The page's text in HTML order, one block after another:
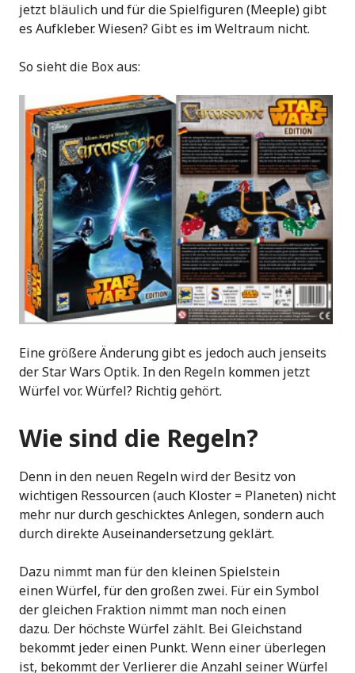
jetzt bläulich und für die Spielfiguren (Meeple) gibt
es Aufkleber. Wiesen? Gibt es im Weltraum nicht.
So sieht die Box aus:
Eine größere Änderung gibt es jedoch auch jenseits
der Star Wars Optik. In den Regeln kommen jetzt
Würfel vor. Würfel? Richtig gehört.
Wie sind die Regeln?
Denn in den neuen Regeln wird der Besitz von
wichtigen Ressourcen (auch Kloster = Planeten) nicht
mehr nur durch geschicktes Anlegen, sondern auch
durch direkte Auseinandersetzung geklärt.
Dazu nimmt man für den kleinen Spielstein
einen Würfel, für den großen zwei. Für ein Symbol
der gleichen Fraktion nimmt man noch einen
dazu. Der höchste Würfel zählt. Bei Gleichstand
bekommt jeder einen Punkt. Wenn einer überlegen
ist, bekommt der Verlierer die Anzahl seiner Würfel